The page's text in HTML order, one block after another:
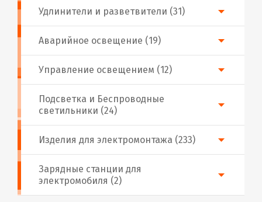
Аварийное освещение (19)
Подсветка и Беспроводные
светильники (24)
Изделия для электромонтажа (233)
Удлинители и разветвители (31)
Управление освещением (12)
Зарядные станции для
электромобиля (2)